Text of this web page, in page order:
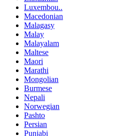
Luxembou..
Macedonian
Malagasy
Malay
Malayalam
Maltese
Maori
Marathi
Mongolian
Burmese
Nepali
Norwegian
Pashto
Persian
Punjabi